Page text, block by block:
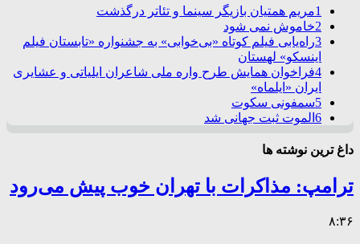
1مریم همتیان بازیگر سینما و تئاتر درگذشت
2خاموش نمی شود
3راه‌یابی فیلم کوتاه «بی‌خوابی» به جشنواره «تابستان فیلم
اینسکو» لهستان
4فراخوان همایش طرح واره ملی شاعران ایلیاتی و عشایری
ایران «ایلماه»
5سمفونی سکوت
6 الموت ثبت جهانی شد
داغ ترین نوشته ها
ترامپ: مذاکرات با تهران خوب پیش می‌رود
۸:۳۶